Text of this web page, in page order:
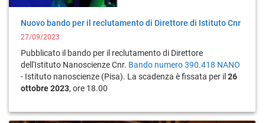
Nuovo bando per il reclutamento di Direttore di Istituto Cnr
27/09/2023
Pubblicato il bando per il reclutamento di Direttore
dell'Istituto Nanoscienze Cnr. Bando numero 390.418 NANO
- Istituto nanoscienze (Pisa). La scadenza è fissata per il 26
ottobre 2023, ore 18.00